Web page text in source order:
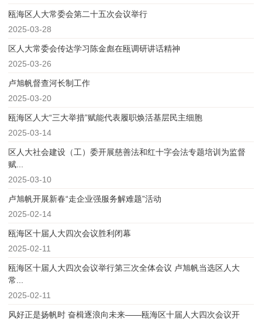
瓯海区人大常委会第二十五次会议举行
2025-03-28
区人大常委会传达学习陈金彪在瓯调研讲话精神
2025-03-26
卢旭帆督查河长制工作
2025-03-20
瓯海区人大“三大举措”赋能代表履职焕活基层民主细胞
2025-03-14
区人大社会建设（工）委开展慈善法和红十字会法专题培训为监督
赋...
2025-03-10
卢旭帆开展新春“走企业强服务解难题”活动
2025-02-14
瓯海区十届人大四次会议胜利闭幕
2025-02-11
瓯海区十届人大四次会议举行第三次全体会议 卢旭帆当选区人大
常...
2025-02-11
风好正是扬帆时 奋楫逐浪向未来——瓯海区十届人大四次会议开